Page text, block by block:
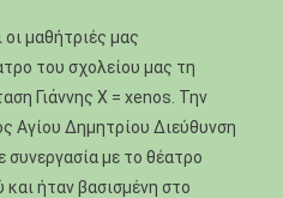
μαθήτριές μας
του σχολείου μας τη
Γιάννης X = xenos. Την
Αγίου Δημητρίου Διεύθυνση
συνεργασία με το θέατρο
ήταν βασισμένη στο